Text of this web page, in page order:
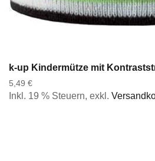
k-up Kindermütze mit
5,49 €
Inkl. 19 % Steuern, exkl.